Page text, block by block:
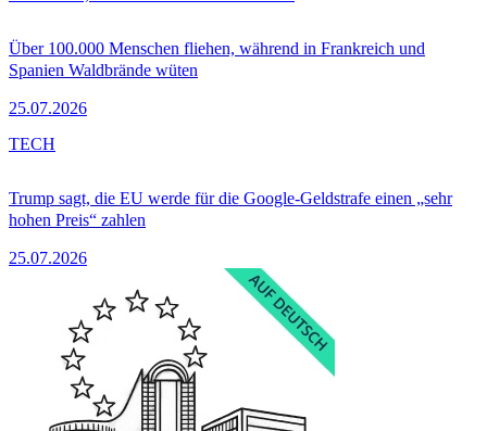
Über 100.000 Menschen fliehen, während in Frankreich und
Spanien Waldbrände wüten
25.07.2026
Trump sagt, die EU werde für die Google-Geldstrafe einen „sehr
hohen Preis“ zahlen
25.07.2026
TECH